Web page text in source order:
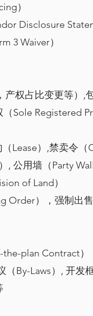
）
Disclosure
3 Waiver）
产权占比变更等）,
Sole Registered
Lease）,禁卖令（
, 公用墙（Party
of Land）
Order），强制出
plan Contract
By-Laws）, 开发